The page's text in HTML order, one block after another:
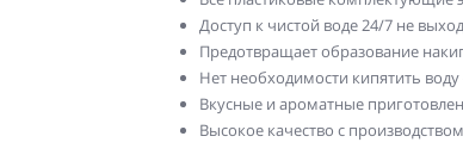
Доступ к чистой воде 24/7 не
Предотвращает образование
Нет необходимости кипятить воду
Вкусные и ароматные
Высокое качество с